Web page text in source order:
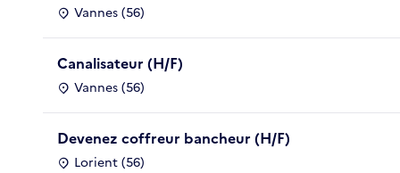
Vannes (56)
Canalisateur (H/F)
Vannes (56)
Devenez coffreur bancheur (H/F)
Lorient (56)